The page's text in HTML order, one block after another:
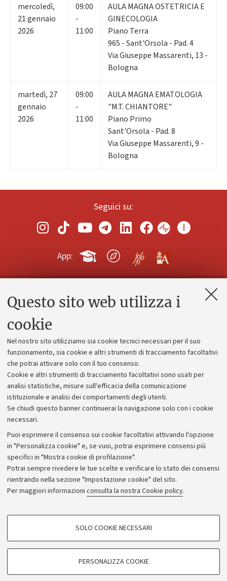
Questo sito web utilizza i
cookie
Nel nostro sito utilizziamo sia cookie tecnici necessari per il suo
funzionamento, sia cookie e altri strumenti di tracciamento facoltativi
che potrai attivare solo con il tuo consenso.
Cookie e altri strumenti di tracciamento facoltativi sono usati per
analisi statistiche, misure sull'efficacia della comunicazione
istituzionale e analisi dei comportamenti degli utenti.
Se chiudi questo banner continuerai la navigazione solo con i cookie
necessari.
Puoi esprimere il consenso sui cookie facoltativi attivando l'opzione
in "Personalizza cookie" e, se vuoi, potrai esprimere consensi più
specifici in "Mostra cookie di profilazione".
Potrai sempre rivedere le tue scelte e verificare lo stato dei consensi
rientrando nella sezione "Impostazione cookie" del sito.
Per maggiori informazioni consulta la nostra Cookie policy.
COOKIE DI PROFILAZIONE - FACOLTATIVI
SOLO COOKIE NECESSARI
PERSONALIZZA COOKIE
mercoledì,
21gennaio
2026
09:00
-
11:00
AULA MAGNA OSTETRICIA E
GINECOLOGIA
Piano Terra
965 - Sant'Orsola - Pad. 4
Via Giuseppe Massarenti, 13 -
Bologna
martedì, 27
gennaio
2026
09:00
-
11:00
AULA MAGNA EMATOLOGIA
"M.T. CHIANTORE"
Piano Primo
Sant'Orsola - Pad. 8
Via Giuseppe Massarenti, 9 -
Bologna
Seguici su:
App:
Contatti e PEC
Alumni community
Piano strategico
Bilanci
Donazioni e 5x1000
Merchandising - UniboStore
Bandi, gare e concorsi
Albo online
Amministrazione trasparente
Atti di notifica
Informazioni sul sito e accessibilità
Dichiarazione di accessibilità
Privacy e note legali
Impostazioni Cookie